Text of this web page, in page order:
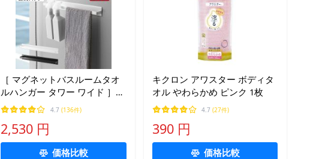
［ マグネットバスルームタオ
ルハンガー タワー ワイド ］山
崎実業 tower タオルハンガー
マグネット 磁石 yamazaki 公
式 ブラック ホワイト 4596
4597
4.7 (136件)
2,530 円
価格比較
キクロン アワスター ボディタ
オル やわらかめ ピンク 1枚
4.7 (27件)
390 円
価格比較